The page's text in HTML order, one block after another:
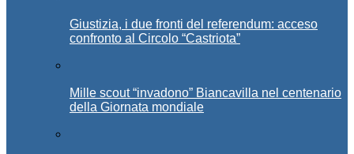
Giustizia, i due fronti del referendum: acceso
confronto al Circolo “Castriota”
Mille scout “invadono” Biancavilla nel centenario
della Giornata mondiale